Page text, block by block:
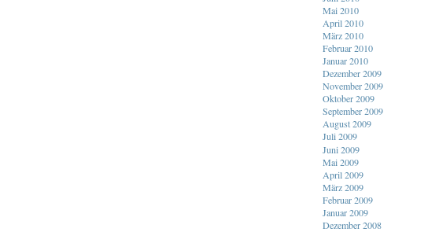
Mai 2010
April 2010
März 2010
Februar 2010
Januar 2010
Dezember 2009
November 2009
Oktober 2009
September 2009
August 2009
Juli 2009
Juni 2009
Mai 2009
April 2009
März 2009
Februar 2009
Januar 2009
Dezember 2008